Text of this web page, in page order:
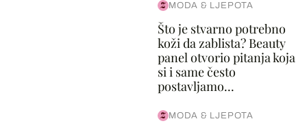
MODA & LJEPOTA
Što je stvarno potrebno
koži da zablista? Beauty
panel otvorio pitanja koja
si i same često
postavljamo...
MODA & LJEPOTA